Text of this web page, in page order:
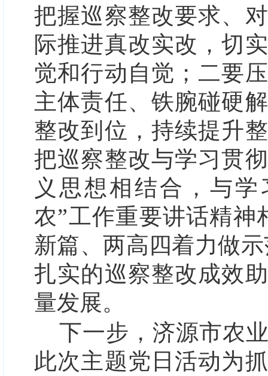
把握巡察整改要求、
际推进真改实改，切
觉和行动自觉；二要
主体责任、铁腕碰硬
整改到位，持续提升
把巡察整改与学习贯
义思想相结合，与
农”工作重要讲话精神
新篇、两高四着力做
扎实的巡察整改成效
量发展。
下一步，济源市农
此次主题党日活动为